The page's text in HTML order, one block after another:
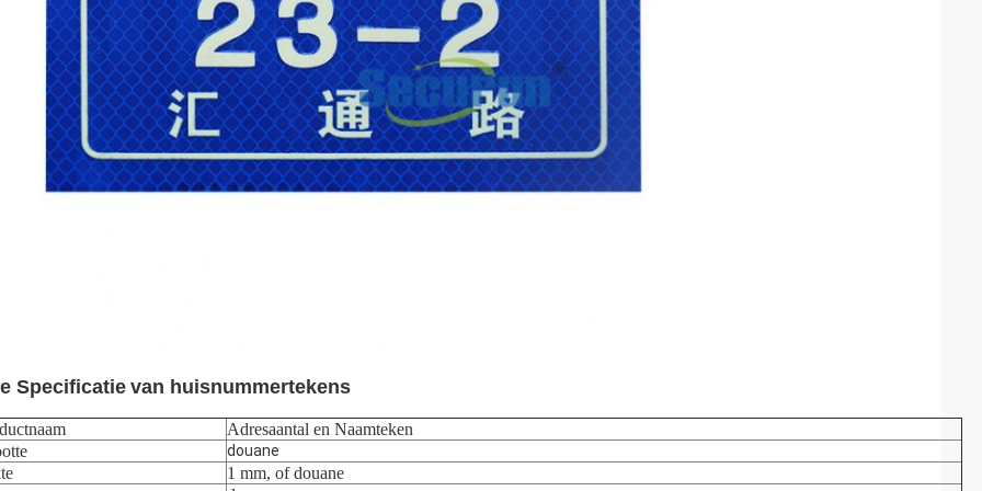
Specificatievan huisnummertekens
Adresaantal en Naamteken
douane
1 mm, of douane